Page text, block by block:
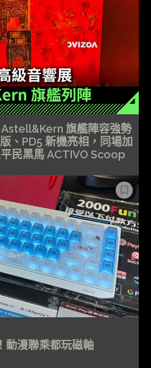
Astell&Kern 旗艦陣容強勢
、PD5 新機亮相，同場加
民黑馬 ACTIVO Scoop
動漫聯乘都玩磁軸